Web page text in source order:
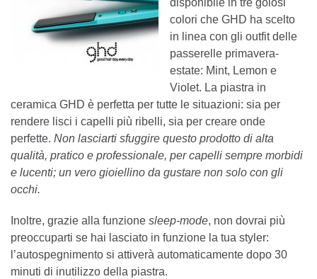
disponibile in tre golosi
colori che GHD ha scelto
in linea con gli outfit delle
passerelle primavera-
estate: Mint, Lemon e
Violet. La piastra in
ceramica GHD è perfetta per tutte le situazioni: sia per
rendere lisci i capelli più ribelli, sia per creare onde
perfette. Non lasciarti sfuggire questo prodotto di alta
qualità, pratico e professionale, per capelli sempre morbidi
e lucenti; un vero gioiellino da gustare non solo con gli
occhi.
Inoltre, grazie alla funzione sleep-mode, non dovrai più
preoccuparti se hai lasciato in funzione la tua styler:
l’autospegnimento si attiverà automaticamente dopo 30
minuti di inutilizzo della piastra.